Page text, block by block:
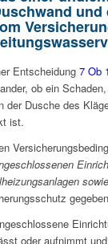
Entscheidung 7 Ob
ob ein
der Dusche des
ist.
oder aufnimmt